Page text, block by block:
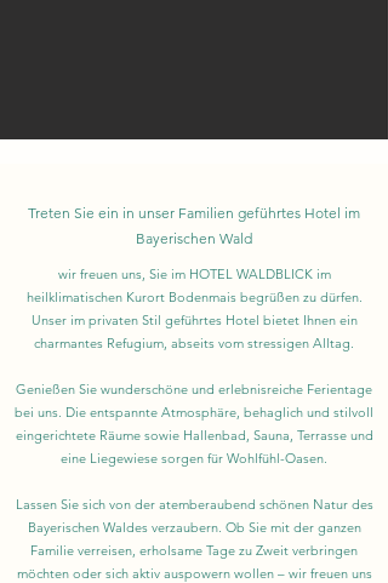
Treten Sie ein in unser Familien geführtes Hotel im
Bayerischen Wald
wir freuen uns, Sie im HOTEL WALDBLICK im
heilklimatischen Kurort Bodenmais begrüßen zu dürfen.
Unser im privaten Stil geführtes Hotel bietet Ihnen ein
charmantes Refugium, abseits vom stressigen Alltag.
Genießen Sie wunderschöne und erlebnisreiche Ferientage
bei uns. Die entspannte Atmosphäre, behaglich und stilvoll
eingerichtete Räume sowie Hallenbad, Sauna, Terrasse und
eine Liegewiese sorgen für Wohlfühl-Oasen.
Lassen Sie sich von der atemberaubend schönen Natur des
Bayerischen Waldes verzaubern. Ob Sie mit der ganzen
Familie verreisen, erholsame Tage zu Zweit verbringen
möchten oder sich aktiv auspowern wollen – wir freuen uns